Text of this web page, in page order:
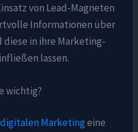
von Lead-Magneten
Informationen über
diese in ihre Marketing-
lassen.
wichtig?
digitalen Marketingeine